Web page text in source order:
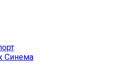
Синема